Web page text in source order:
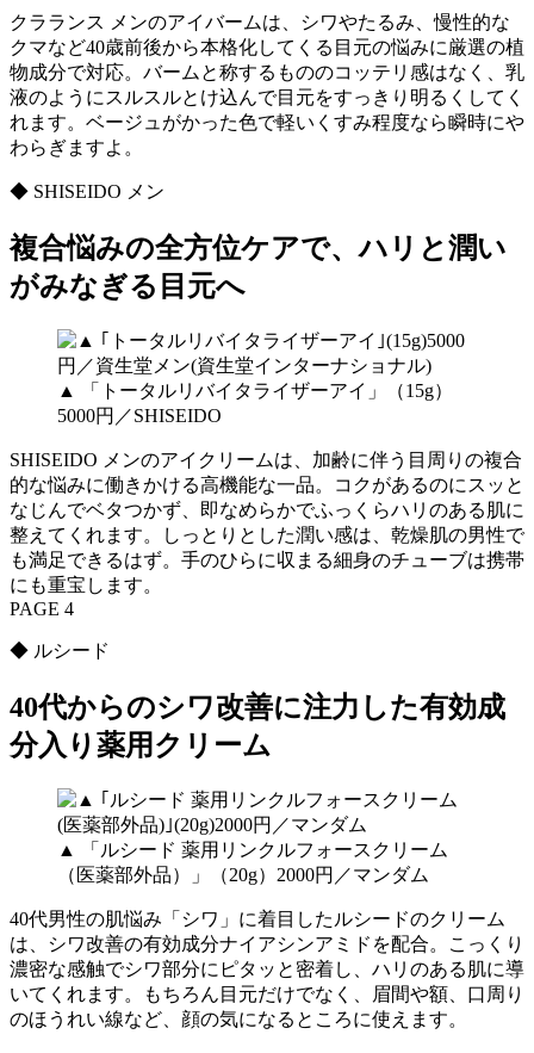
クラランス メンのアイバームは、シワやたるみ、慢性的な
クマなど40歳前後から本格化してくる目元の悩みに厳選の植
物成分で対応。バームと称するもののコッテリ感はなく、乳
液のようにスルスルとけ込んで目元をすっきり明るくしてく
れます。ベージュがかった色で軽いくすみ程度なら瞬時にや
わらぎますよ。
◆ SHISEIDO メン
複合悩みの全方位ケアで、ハリと潤い
がみなぎる目元へ
▲ 「トータルリバイタライザーアイ」（15g）
5000円／SHISEIDO
SHISEIDO メンのアイクリームは、加齢に伴う目周りの複合
的な悩みに働きかける高機能な一品。コクがあるのにスッと
なじんでベタつかず、即なめらかでふっくらハリのある肌に
整えてくれます。しっとりとした潤い感は、乾燥肌の男性で
も満足できるはず。手のひらに収まる細身のチューブは携帯
にも重宝します。
PAGE 4
◆ ルシード
40代からのシワ改善に注力した有効成
分入り薬用クリーム
▲ 「ルシード 薬用リンクルフォースクリーム
（医薬部外品）」（20g）2000円／マンダム
40代男性の肌悩み「シワ」に着目したルシードのクリーム
は、シワ改善の有効成分ナイアシンアミドを配合。こっくり
濃密な感触でシワ部分にピタッと密着し、ハリのある肌に導
いてくれます。もちろん目元だけでなく、眉間や額、口周り
のほうれい線など、顔の気になるところに使えます。